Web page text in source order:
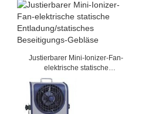
Justierbarer Mini-Ionizer-Fan-
elektrische statische
Entladung/statisches Beseitigungs-
Gebläse